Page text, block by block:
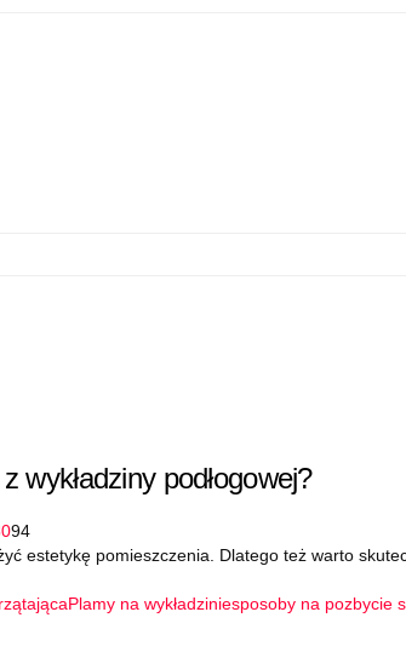
wykładziny podłogowej?
094
estetykę pomieszczenia. Dlatego też warto
Plamy na wykładziniesposoby na pozbycie